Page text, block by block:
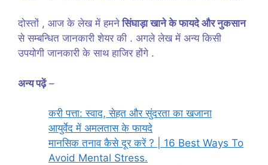
दोस्तों , आज के लेख में हमनेसिंघाड़ा खाने के फायदे और नुकसान
से सम्बन्धित जानकारी शेयर की . अगले लेख में अन्य किसी
उपयोगी जानकारी के साथ हाजिर होंगे .
अन्य पढ़ें–
करी पत्ता: स्वाद, सेहत और सुंदरता का खजाना
आयुर्वेद में अमलतास के फायदे
मानसिक तनाव कैसे दूर करें ? | 16 Best Ways To
Avoid Mental Stress.